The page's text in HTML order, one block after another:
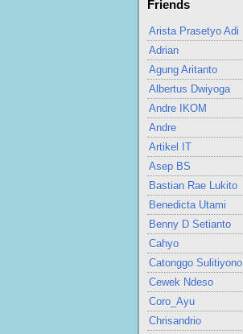
Friends
Arista Prasetyo Adi
Adrian
Agung Aritanto
Albertus Dwiyoga
Andre IKOM
Andre
Artikel IT
Asep BS
Bastian Rae Lukito
Benedicta Utami
Benny D Setianto
Cahyo
Catonggo Sulitiyono
Cewek Ndeso
Coro_Ayu
Chrisandrio